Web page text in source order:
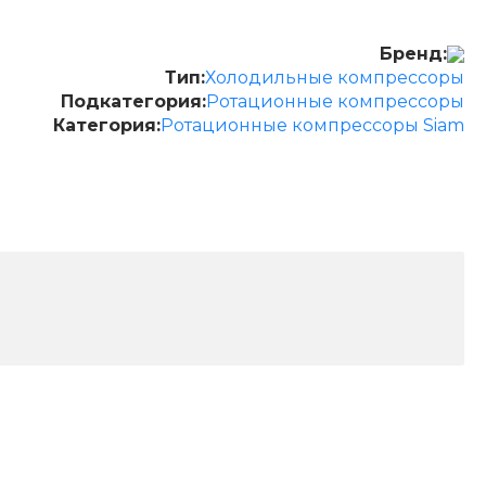
Бренд:
Тип:Холодильные компрессоры
Подкатегория:Ротационные компрессоры
Категория:Ротационные компрессоры Siam